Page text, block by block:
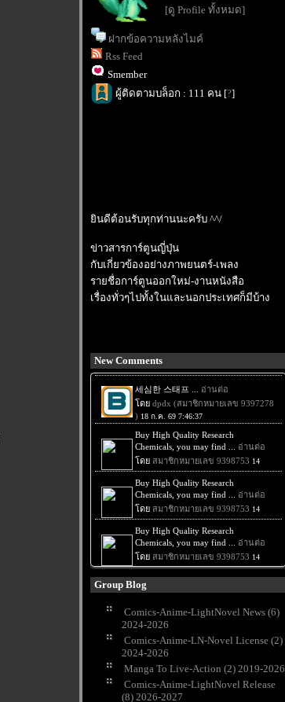
[ดู Profile ทั้งหมด]
ฝากข้อความหลังไมค์
Rss Feed
Smember
ผู้ติดตามบล็อก : 111 คน [?]
ินดีต้อนรับทุกท่านนะครับ ^^/
ข่าวสารการ์ตูนญี่ปุ่น
กับเกี่ยวข้องอย่างภาพยนตร์-เพลง
รายชื่อการ์ตูนออกใหม่-งานหนังสือ
เรื่องทั่วๆไปทั้งในและนอกประเทศก็มีบ้าง
New Comments
Group Blog
Comics-Anime-LightNovel News (6)
2024-2026
Comics-Anime-LN-Novel License (2)
2024-2026
Manga To Live-Action (2) 2019-2026
Comics-Anime-LightNovel Release
(8) 2026-2027